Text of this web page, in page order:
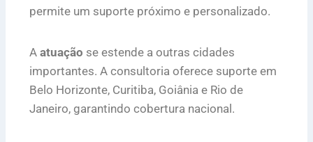
permite um suporte próximo e personalizado.
A atuação se estende a outras cidades
importantes. A consultoria oferece suporte em
Belo Horizonte, Curitiba, Goiânia e Rio de
Janeiro, garantindo cobertura nacional.